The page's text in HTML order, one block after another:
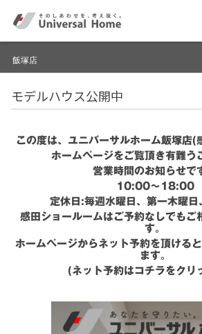
ユニバーサルホームの特長
コンセプトプラン
モデルハウス検索・見学予約
シミュレーション
飯塚店
ブログ
飯塚店 TOPへ
モデルハウス公開中
この度は、ユニバーサルホーム飯塚店(
ホームページをご覧頂き有難う
営業時間のお知らせで
10:00～18:00
定休日:毎週水曜日、第一木曜日
感田ショールームはご予約なしでもご
す。
ホームページからネット予約を頂ける
ます。
(ネット予約はコチラをク